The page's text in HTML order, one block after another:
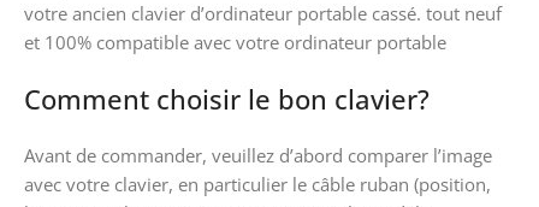
votre ancien clavier d’ordinateur portable cassé. tout neuf
et 100% compatible avec votre ordinateur portable
Comment choisir le bon clavier?
Avant de commander, veuillez d’abord comparer l’image
avec votre clavier, en particulier le câble ruban (position,